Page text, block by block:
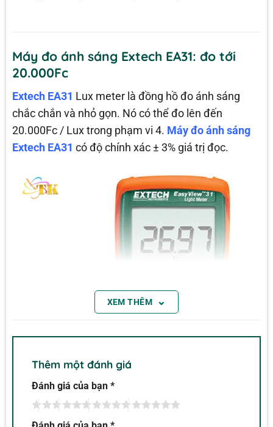
Máy đo ánh sáng Extech EA31: đo tới
20.000Fc
Extech EA31 Lux meter là đồng hồ đo ánh sáng
chắc chắn và nhỏ gọn. Nó có thể đo lên đến
20.000Fc / Lux trong phạm vi 4. Máy đo ánh sáng
Extech EA31 có độ chính xác ± 3% giá trị đọc.
XEM THÊM ⌄
Thêm một đánh giá
Đánh giá của bạn *